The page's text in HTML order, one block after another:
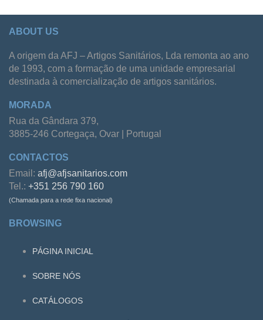
ABOUT US
A origem da AFJ – Artigos Sanitários, Lda remonta ao ano
de 1993, com a formação de uma unidade empresarial
destinada à comercialização de artigos sanitários.
MORADA
Rua da Gândara 379,
3885-246 Cortegaça, Ovar | Portugal
CONTACTOS
Email: afj@afjsanitarios.com
Tel.: +351 256 790 160
(Chamada para a rede fixa nacional)
BROWSING
PÁGINA INICIAL
SOBRE NÓS
CATÁLOGOS